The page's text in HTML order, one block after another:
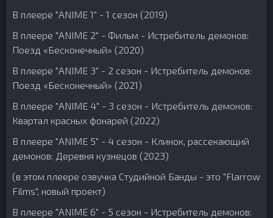
В плеере "ANIME 1" - 1 сезон (2019)
В плеере "ANIME 2" - Фильм - Истребитель демонов:
Поезд «Бесконечный» (2020)
В плеере "ANIME 3" - 2 сезон - Истребитель демонов:
Поезд «Бесконечный» (2021)
В плеере "ANIME 4" - 3 сезон - Истребитель демонов:
Квартал красных фонарей (2022)
В плеере "ANIME 5" - 4 сезон - Клинок, рассекающий
демонов: Деревня кузнецов (2023)
(в этом плеере озвучка Студийной Банды - это "Flarrow
Films", новый проект)
В плеере "ANIME 6" - 5 сезон - Истребитель демонов: